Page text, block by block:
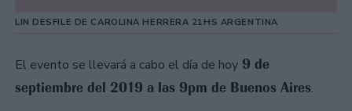
LIN DESFILE DE CAROLINA HERRERA 21HS ARGENTINA
El evento se llevará a cabo el día de hoy 9 de
septiembre del 2019 a las 9pm de Buenos Aires.